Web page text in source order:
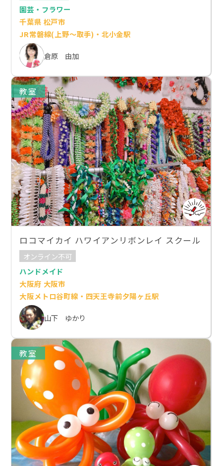
園芸・フラワー
千葉県 松戸市
JR常磐線(上野～取手)・北小金駅
倉原 由加
教室
ロコマイカイ ハワイアンリボンレイ スクール
オンライン不可
ハンドメイド
大阪府 大阪市
大阪メトロ谷町線・四天王寺前夕陽ヶ丘駅
山下 ゆかり
教室